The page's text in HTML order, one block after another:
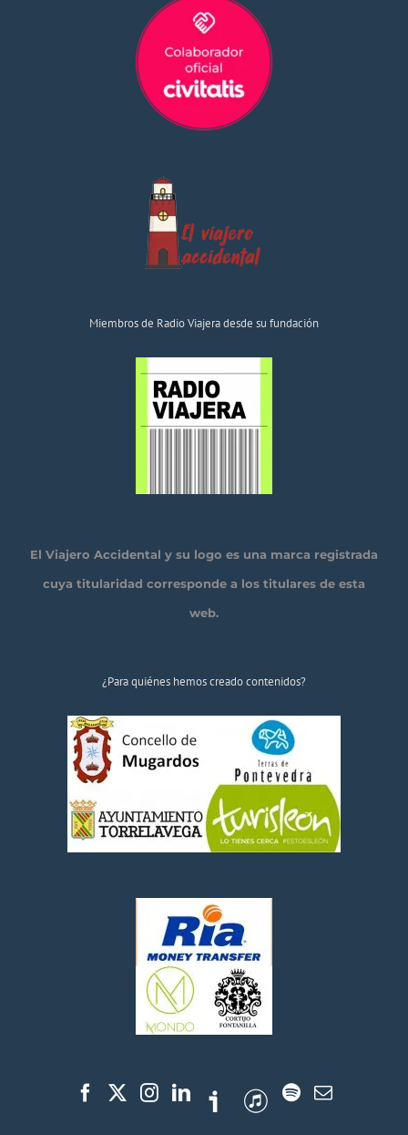
Miembros de Radio Viajera desde su fundación
El Viajero Accidental y su logo es una marca registrada
cuya titularidad corresponde a los titulares de esta
web.
¿Para quiénes hemos creado contenidos?